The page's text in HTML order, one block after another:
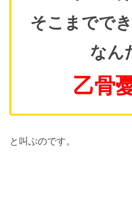
そこまでで
なん
乙骨
と叫ぶのです。